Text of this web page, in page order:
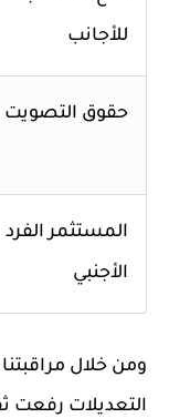
للأجانب
حقوق التصويت
المستثمر الفرد
الأجنبي
ومن خلال
التعديلات رفعت